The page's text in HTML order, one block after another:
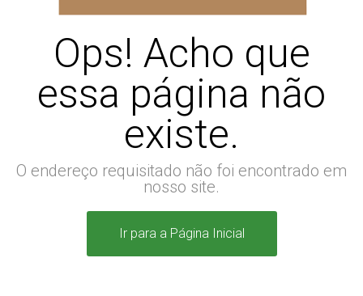
Ops! Acho que
essa página não
existe.
O endereço requisitado não foi encontrado em
nosso site.
Ir para a Página Inicial